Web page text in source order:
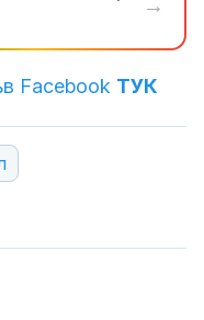
Facebook ТУК